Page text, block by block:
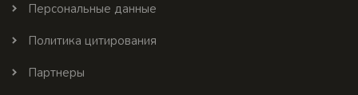
Персональные данные
Политика цитирования
Партнеры